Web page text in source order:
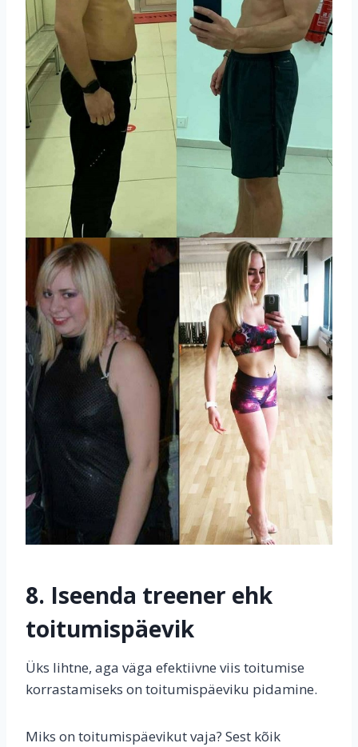
8. Iseenda treener ehk
toitumispäevik
Üks lihtne, aga väga efektiivne viis toitumise
korrastamiseks on toitumispäeviku pidamine.
Miks on toitumispäevikut vaja? Sest kõik